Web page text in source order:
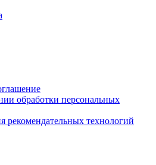
обработки персональных
рекомендательных технологий